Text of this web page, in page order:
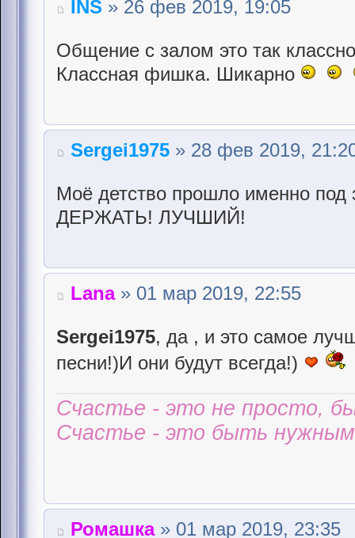
INS » 26 фев 2019, 19:05
Общение с залом это так
Классная фишка. Шикарно
Sergei1975 » 28 фев 2019,
Моё детство прошло именно под
ДЕРЖАТЬ! ЛУЧШИЙ!
Lana» 01 мар 2019, 22:55
Sergei1975, да , и это самое
песни!)И они будут всегда!)
Счастье - это не просто,
Счастье - это быть
Ромашка» 01 мар 2019, 23:35